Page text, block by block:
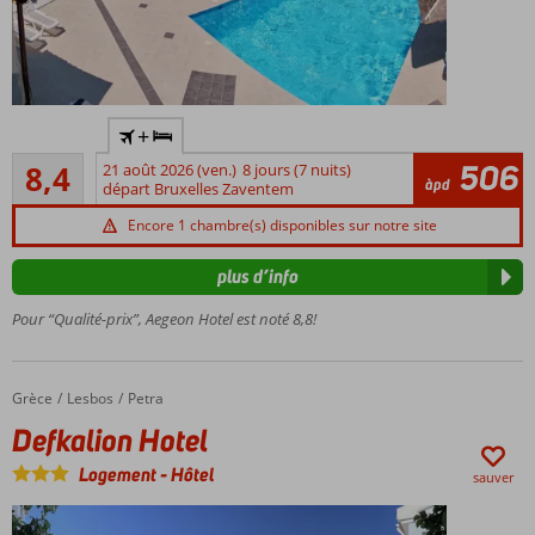
proximité
de Skala
Kalloni
A
environ
250
mètres
plage
Restaurant
plats
locaux
8,4
Très bon
61
commentaires
+
21 août 2026 (ven.) 8 jours (7 nuits)
départ Bruxelles Zaventem
àpd 506
Encore 1 chambre(s) disponibles sur notre site
Pour “Qualité-prix”, Aegeon Hotel est noté 8,8!
plus d’info
Accueil
Grèce Lesbos Petra
Defkalion Hotel
Defkalion Hotel
Logement-Hôtel sauver